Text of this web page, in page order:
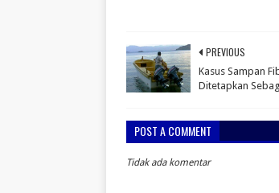
PREVIOUS
Kasus Sampan
Ditetapkan
POST A COMMENT
Tidak ada komentar